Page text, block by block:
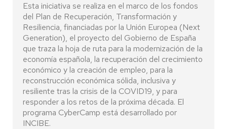
Esta iniciativa se realiza en el marco de los fondos
del Plan de Recuperación, Transformación y
Resiliencia, financiadas por la Unión Europea (Next
Generation), el proyecto del Gobierno de España
que traza la hoja de ruta para la modernización de la
economía española, la recuperación del crecimiento
económico y la creación de empleo, para la
reconstrucción económica sólida, inclusiva y
resiliente tras la crisis de la COVID19, y para
responder a los retos de la próxima década. El
programa CyberCamp está desarrollado por
INCIBE.